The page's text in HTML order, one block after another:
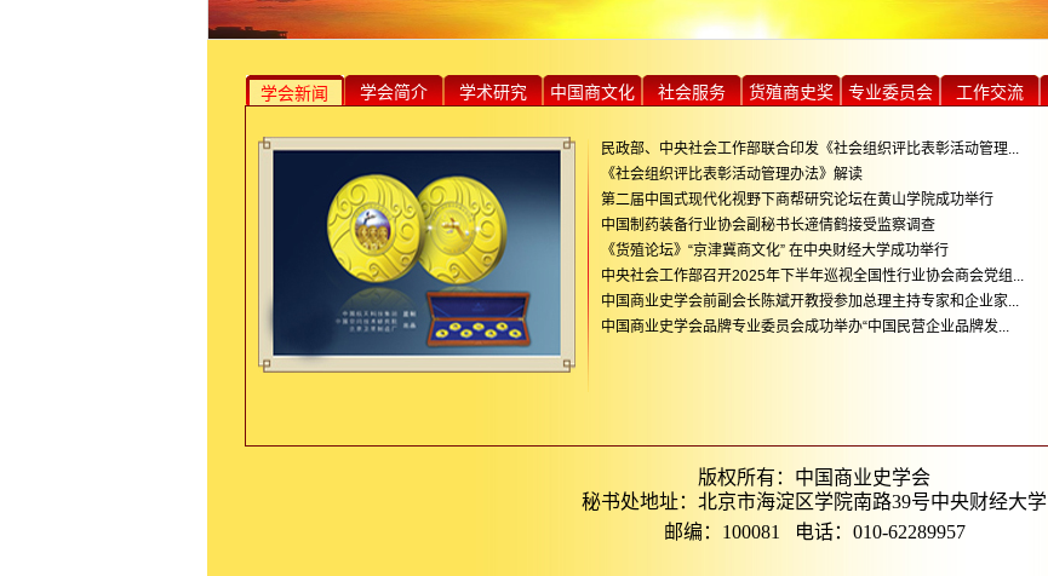
学会新闻 学会简介 学术研究 中国商文化 社会服务 货殖商史奖 专业委员会 工作交流
民政部、中央社会工作部联合印发《社会组织评比表彰活动管理...
《社会组织评比表彰活动管理办法》解读
第二届中国式现代化视野下商帮研究论坛在黄山学院成功举行
中国制药装备行业协会副秘书长遆倩鹤接受监察调查
《货殖论坛》“京津冀商文化” 在中央财经大学成功举行
中央社会工作部召开2025年下半年巡视全国性行业协会商会党组...
中国商业史学会前副会长陈斌开教授参加总理主持专家和企业家...
中国商业史学会品牌专业委员会成功举办“中国民营企业品牌发...
版权所有：中国商业史学会
秘书处地址：北京市海淀区学院南路39号中央财经大学
邮编：100081 电话：010-62289957